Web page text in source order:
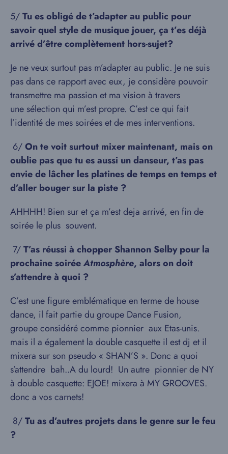
5/​Tu es obligé de t’adapter au public pour
savoir quel style de musique jouer, ça t’es déjà
arrivé d’être complètement hors-sujet?
Je ne veux surtout pas m’adapter au public. Je ne suis
pas dans ce rapport avec eux, je considère pouvoir
transmettre ma passion et ma vision à travers
une sélection qui m’est propre. C’est ce qui fait
l’identité de mes soirées et de mes interventions.
6/​On te voit surtout mixer maintenant, mais on
oublie pas que tu es aussi un danseur, t’as pas
envie de lâcher les platines de temps en temps et
d’aller bouger sur la piste ?
AHHHH! Bien sur et ça m’est deja arrivé, en fin de
soirée le plus souvent.
7/​T’as réussi à chopper Shannon Selby pour la
prochaine soiréeAtmosphère, alors on doit
s’attendre à quoi ?
C’est une figure emblématique en terme de house
dance, il fait partie du groupe Dance Fusion,
groupe considéré comme pionnier aux Etas-unis.
mais il a également la double casquette il est dj et il
mixera sur son pseudo « SHAN’S ». Donc a quoi
s’attendre bah..A du lourd! Un autre pionnier de NY
à double casquette: EJOE! mixera à MY GROOVES.
donc a vos carnets!
​8/​Tu as d’autres projets dans le genre sur le feu
?